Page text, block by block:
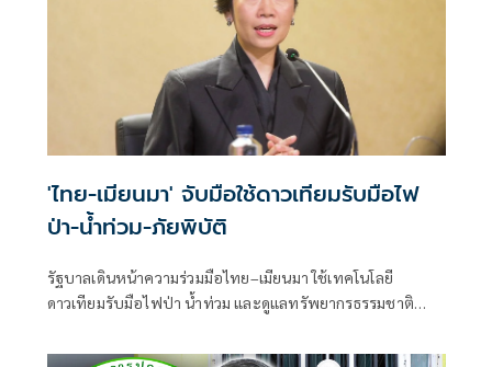
'ไทย-เมียนมา' จับมือใช้ดาวเทียมรับมือไฟ
ป่า-น้ำท่วม-ภัยพิบัติ
รัฐบาลเดินหน้าความร่วมมือไทย–เมียนมา ใช้เทคโนโลยี
ดาวเทียมรับมือไฟป่า น้ำท่วม และดูแลทรัพยากรธรรมชาติ